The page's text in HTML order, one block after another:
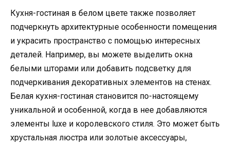
Кухня-гостиная в белом цвете также позволяет
подчеркнуть архитектурные особенности помещения
и украсить пространство с помощью интересных
деталей. Например, вы можете выделить окна
белыми шторами или добавить подсветку для
подчеркивания декоративных элементов на стенах.
Белая кухня-гостиная становится по-настоящему
уникальной и особенной, когда в нее добавляются
элементы luxe и королевского стиля. Это может быть
хрустальная люстра или золотые аксессуары,